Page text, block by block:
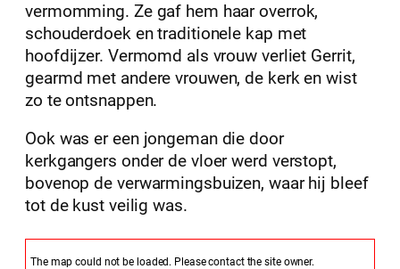
vermomming. Ze gaf hem haar overrok,
schouderdoek en traditionele kap met
hoofdijzer. Vermomd als vrouw verliet Gerrit,
gearmd met andere vrouwen, de kerk en wist
zo te ontsnappen.
Ook was er een jongeman die door
kerkgangers onder de vloer werd verstopt,
bovenop de verwarmingsbuizen, waar hij bleef
tot de kust veilig was.
The map could not be loaded. Please contact the site owner.